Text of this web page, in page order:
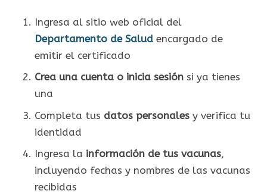
Ingresa al sitio web oficial del
Departamento de Saludencargado de
emitir el certificado
Crea una cuenta o inicia sesiónsi ya tienes
una
Completa tus datos personalesy verifica tu
identidad
Ingresa la información de tus vacunas,
incluyendo fechas y nombres de las vacunas
recibidas